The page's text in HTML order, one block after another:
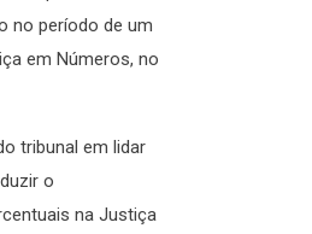
no período de um
em Números, no
tribunal em lidar
o
na Justiça